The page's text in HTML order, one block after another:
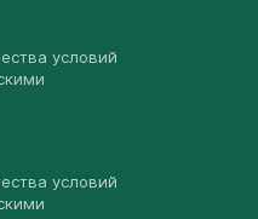
условий
условий